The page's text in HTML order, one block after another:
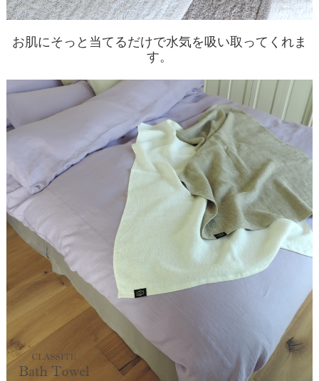
お肌にそっと当てるだけで水気を吸い取ってくれま
す。